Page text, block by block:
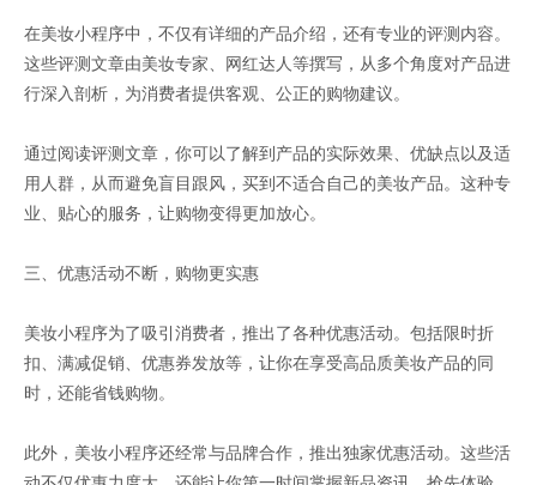
在美妆小程序中，不仅有详细的产品介绍，还有专业的评测内容。
这些评测文章由美妆专家、网红达人等撰写，从多个角度对产品进
行深入剖析，为消费者提供客观、公正的购物建议。
通过阅读评测文章，你可以了解到产品的实际效果、优缺点以及适
用人群，从而避免盲目跟风，买到不适合自己的美妆产品。这种专
业、贴心的服务，让购物变得更加放心。
三、优惠活动不断，购物更实惠
美妆小程序为了吸引消费者，推出了各种优惠活动。包括限时折
扣、满减促销、优惠券发放等，让你在享受高品质美妆产品的同
时，还能省钱购物。
此外，美妆小程序还经常与品牌合作，推出独家优惠活动。这些活